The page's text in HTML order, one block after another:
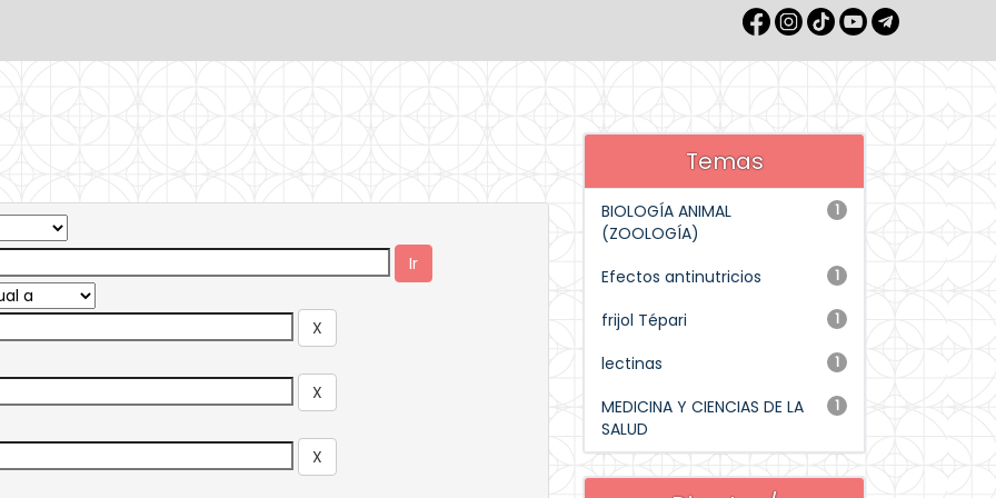
Temas
1
BIOLOGÍA ANIMAL
(ZOOLOGÍA)
1
Efectos antinutricios
1
frijol Tépari
1
lectinas
1
MEDICINA Y CIENCIAS DE LA
SALUD